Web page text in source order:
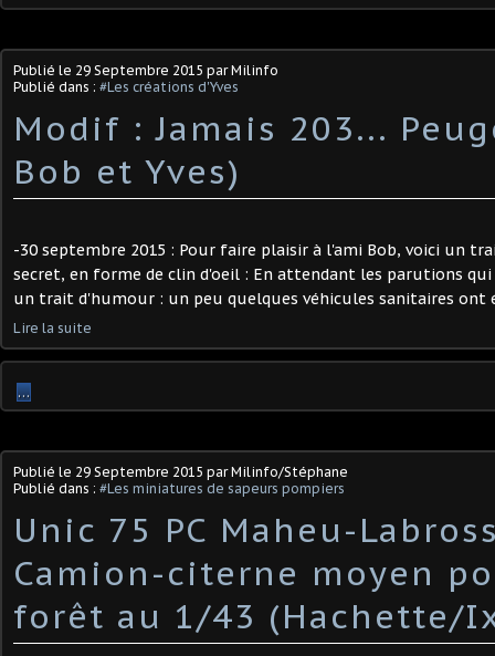
Publié le 29 Septembre 2015 par Milinfo
Publié dans : #Les créations d'Yves
Modif : Jamais 203...
Bob et Yves)
-30 septembre 2015 : Pour faire plaisir à l'ami Bob, voici un
secret, en forme de clin d'oeil : En attendant les parutions
un trait d'humour : un peu quelques véhicules sanitaires ont
Lire la suite
…
Publié le 29 Septembre 2015 par Milinfo/Stéphane
Publié dans : #Les miniatures de sapeurs pompiers
Unic 75 PC Maheu-
Camion-citerne moyen
forêt au 1/43 (Hachette/